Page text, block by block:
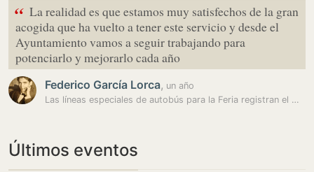
“ La realidad es que estamos muy satisfechos de la gran
acogida que ha vuelto a tener este servicio y desde el
Ayuntamiento vamos a seguir trabajando para
potenciarlo y mejorarlo cada año
Federico García Lorca, un año
Las líneas especiales de autobús para la Feria registran el mejor dato…
Últimos eventos